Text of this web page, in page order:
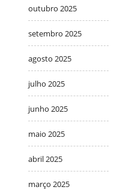
outubro 2025
setembro 2025
agosto 2025
julho 2025
junho 2025
maio 2025
abril 2025
março 2025